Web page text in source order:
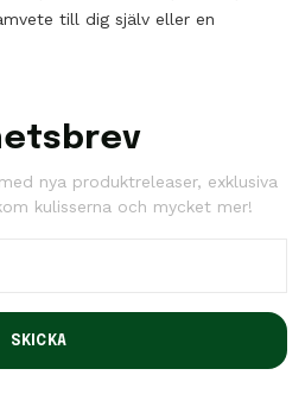
till dig själv eller en
nya produktreleaser, exklusiva
kulisserna och mycket mer!
SKICKA